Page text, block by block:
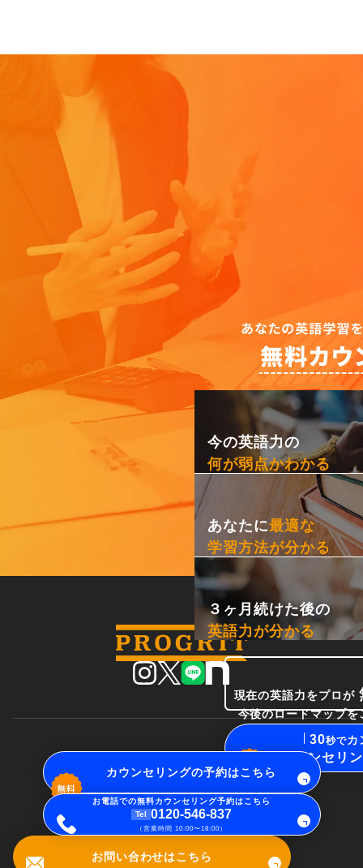
今の英語力の
何が弱点かわかる
あなたに最適な
学習方法が分かる
３ヶ月続けた後の
英語力が分かる
現在の英語力をプロが
今後のロードマップを
30秒でカ
カウンセリ
お問い合わせはこちら
カウンセリングの予約はこちら
お電話での無料カウンセリング予約はこちら
Tel 0120-546-837
（営業時間 10:00〜18:00）